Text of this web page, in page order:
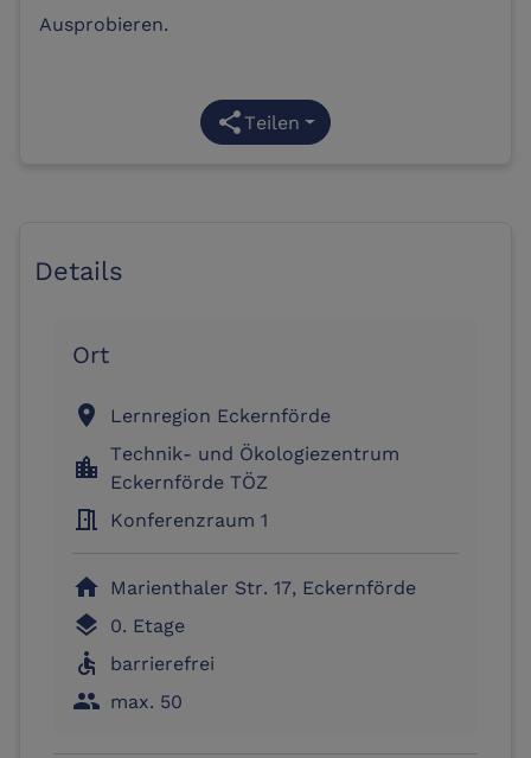
Ausprobieren.
shareTeilen
Details
Ort
location_on Lernregion Eckernförde
location_city
Technik- und Ökologiezentrum
Eckernförde TÖZ
meeting_room Konferenzraum 1
home Marienthaler Str. 17, Eckernförde
layers 0. Etage
accessible barrierefrei
people max. 50